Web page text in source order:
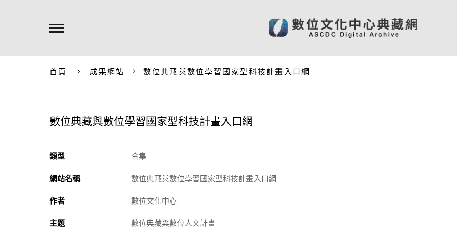
首頁 成果網站 數位典藏與數位學習國家型科技計畫入口網
數位典藏與數位學習國家型科技計畫入口網
類型 合集
網站名稱 數位典藏與數位學習國家型科技計畫入口網
作者 數位文化中心
主題 數位典藏與數位人文計畫